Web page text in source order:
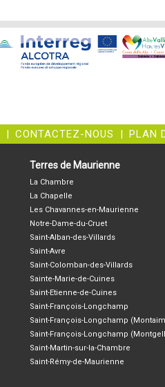
| CONTACTEZ-NOUS | PLAN
Terres de Maurienne
La Chambre
La Chapelle
Les Chavannes-en-Maurienne
Notre-Dame-du-Cruet
Saint-Alban-des-Villards
Saint-Avre
Saint-Colomban-des-Villards
Sainte-Marie-de-Cuines
Saint-Etienne-de-Cuines
Saint-François-Longchamp
Saint-François-Longchamp
Saint-François-Longchamp
Saint-Martin-sur-la-Chambre
Saint-Rémy-de-Maurienne